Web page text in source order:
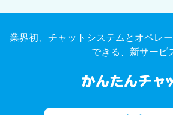
業界初、チャットシステムとオペレ
できる、新サービ